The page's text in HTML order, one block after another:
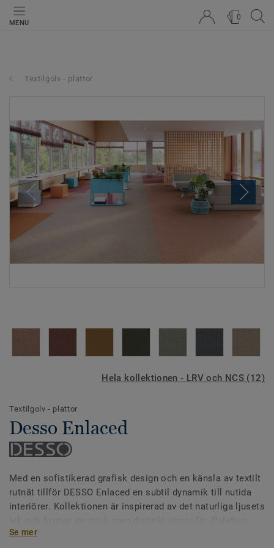
MENU
0
Textilgolv - plattor
Hela kollektionen - LRV och NCS (12)
Textilgolv - plattor
Desso Enlaced
Med en sofistikerad grafisk design och en känsla av textilt
rutnät tillför DESSO Enlaced en subtil dynamik till nutida
interiörer. Kollektionen är inspirerad av det naturliga ljusets
sträcker sig från dämpade neutrala toner till livfulla
Se mer